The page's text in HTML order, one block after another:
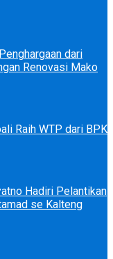
dari
Renovasi Mako
Raih WTP dari BPK
Hadiri Pelantikan
se Kalteng